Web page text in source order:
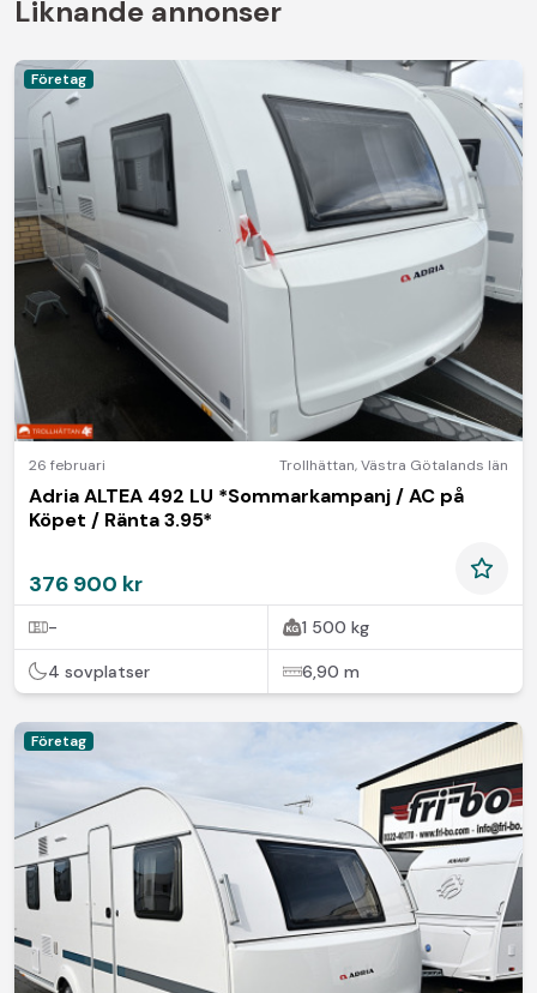
Liknande annonser
Företag
26 februari Trollhättan,Västra Götalands län
Adria ALTEA 492 LU *Sommarkampanj / AC på
Köpet / Ränta 3.95*
376 900 kr
- 1 500 kg
4 sovplatser 6,90 m
Företag